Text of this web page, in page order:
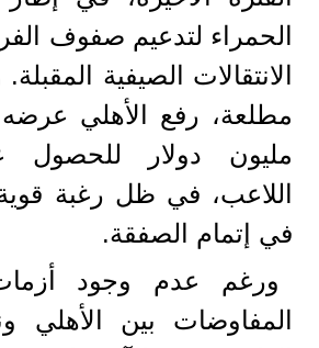
الحمراء لتدعيم صفوف
الانتقالات الصيفية
مليون دولار
اللاعب، في ظل رغبة
في إتمام الصفقة.
ورغم عدم وجود
المفاوضات بين الأهلي